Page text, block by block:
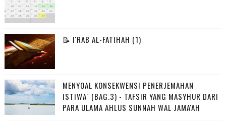
📝 I'RAB AL-FATIHAH (1)
MENYOAL KONSEKWENSI PENERJEMAHAN
ISTIWA` (BAG.3) - TAFSIR YANG MASYHUR DARI
PARA ULAMA AHLUS SUNNAH WAL JAMA'AH